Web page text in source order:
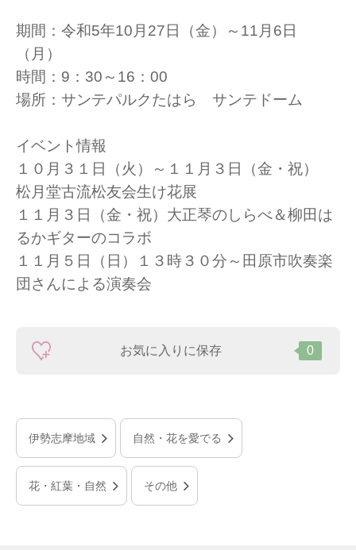
期間：令和5年10月27日（金）～11月6日
（月）
時間：9：30～16：00
場所：サンテパルクたはら サンテドーム
イベント情報
１０月３１日（火）～１１月３日（金・祝）
松月堂古流松友会生け花展
１１月３日（金・祝）大正琴のしらべ＆柳田は
るかギターのコラボ
１１月５日（日）１３時３０分～田原市吹奏楽
団さんによる演奏会
お気に入りに保存 0
伊勢志摩地域 自然・花を愛でる
花・紅葉・自然 その他